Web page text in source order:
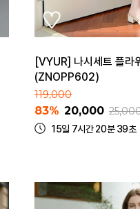
[VYUR] 나시세트 플라
(ZNOPP602)
119,000
83% 20,000
15일 7시간 20분 39초